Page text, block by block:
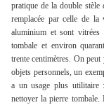
pratique de la double stèle
remplacée par celle de
aluminium et sont
tombale et environ
trente centimètres. On
objets personnels, un
a un usage plus utilitaire
nettoyer la pierre tombale.